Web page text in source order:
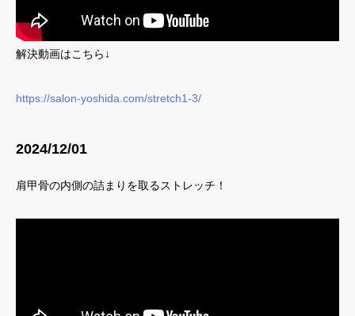
解決動画はこちら↓
https://salon-yoshida.com/stretch1-3/
2024/12/01
肩甲骨の内側の詰まりを取るストレッチ！